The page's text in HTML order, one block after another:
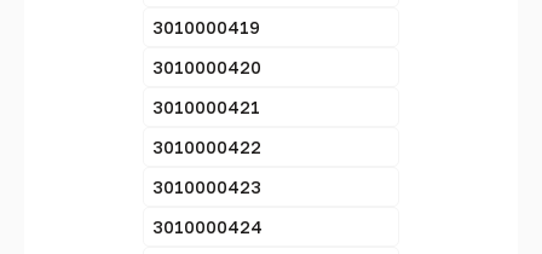
3010000419
3010000420
3010000421
3010000422
3010000423
3010000424